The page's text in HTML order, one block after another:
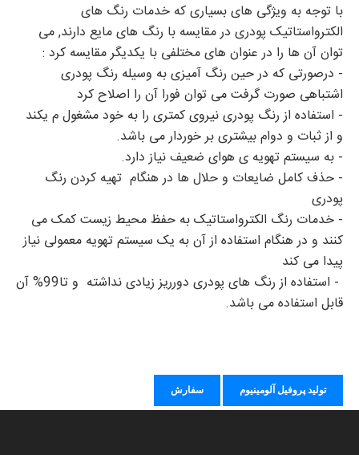
با توجه به ویژگی های بسیاری که خدمات رنگ های
الکترواستاتیک پودری در مقایسه با رنگ های مایع دارند, می
توان آن ها را در عنوان های مختلفی با یکدیگر مقایسه کرد :
- درصورتی که در حین رنگ آمیزی به وسیله رنگ پودری
اشتباهی صورت گرفت می توان فورا آن را اصلاح کرد
- استفاده از رنگ پودری نیروی کمتری را به خود مشغول م یکند
و از ثبات و دوام بیشتری بر خوردار می باشد.
- به سیستم تهویه ی هوای ضعیف نیاز دارد.
- حذف کامل ضایعات و حلال ها در هنگام تهیه کردن رنگ
پودری
- خدمات رنگ الکترواستاتیک به حفظ محیط زیست کمک می
کنند و در هنگام استفاده از آن به یک سیستم تهویه معمولی نیاز
پیدا می کند
- استفاده از رنگ های پودری دورریز زیادی نداشته و تا99% آن
قابل استفاده می باشد.
تولید پروفیل آلومینیوم سفارش